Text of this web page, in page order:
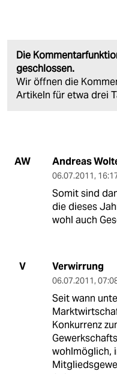
Die
geschlossen.
Wir öffnen die
Artikeln für etwa drei
AW Andreas
06.07.2011,
Somit sind
die dieses
wohl auch
V Verwirrung
06.07.2011,
Seit wann
Konkurrenz
wohlmöglich,